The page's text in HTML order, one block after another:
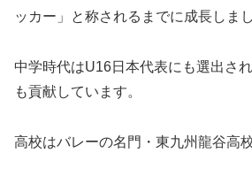
ッカー」と称されるまでに成長しまし
中学時代はU16日本代表にも選出さ
も貢献しています。
高校はバレーの名門・東九州龍谷高